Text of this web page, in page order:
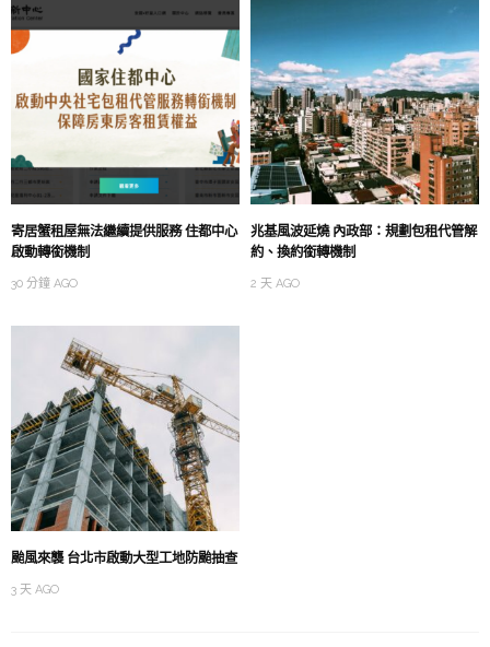
寄居蟹租屋無法繼續提供服務 住都中心
啟動轉銜機制
30 分鐘 AGO
兆基風波延燒 內政部：規劃包租代管解
約、換約銜轉機制
2 天 AGO
颱風來襲 台北市啟動大型工地防颱抽查
3 天 AGO